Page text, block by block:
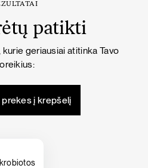
patikti
geriausiai atitinka Tavo
į krepšelį